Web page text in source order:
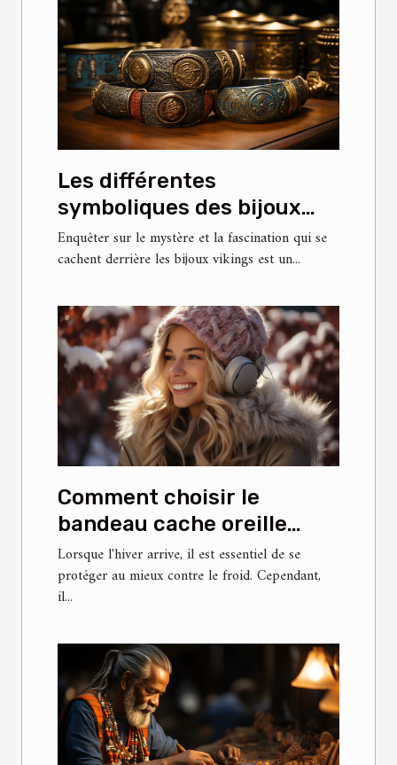
Les différentes
symboliques des bijoux
vikings
Enquêter sur le mystère et la fascination qui se
cachent derrière les bijoux vikings est un...
Comment choisir le
bandeau cache oreille
parfait pour l'hiver
Lorsque l'hiver arrive, il est essentiel de se
protéger au mieux contre le froid. Cependant,
il...